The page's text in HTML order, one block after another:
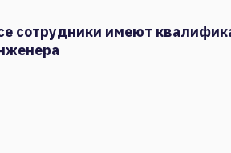
сотрудники имеют